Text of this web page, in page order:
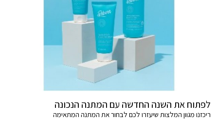
לפתוח את השנה החדשה עם המתנה הנכונה
ריכזנו מגוון המלצות שיעזרו לכם לבחור את המתנה המתאימה